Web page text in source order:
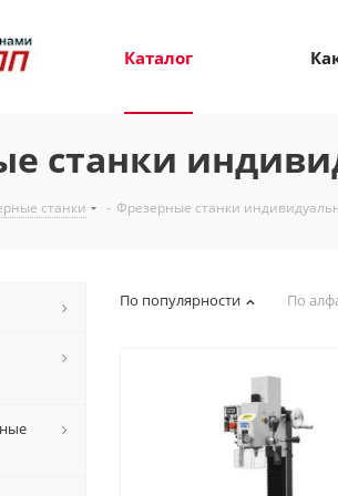
Каталог
станки
станки - Фрезерные станки
По популярности По